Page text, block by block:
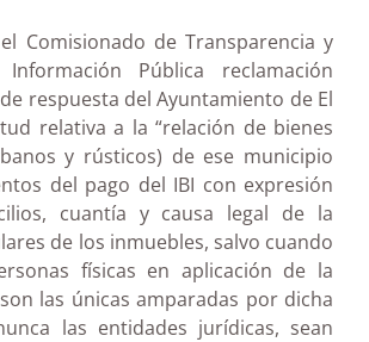
Comisionado de Transparencia y
Pública reclamación
respuesta del Ayuntamiento de El
relativa a la “relación de bienes
y rústicos) de ese municipio
del pago del IBI con expresión
cuantía y causa legal de la
de los inmuebles, salvo cuando
físicas en aplicación de la
las únicas amparadas por dicha
las entidades jurídicas, sean